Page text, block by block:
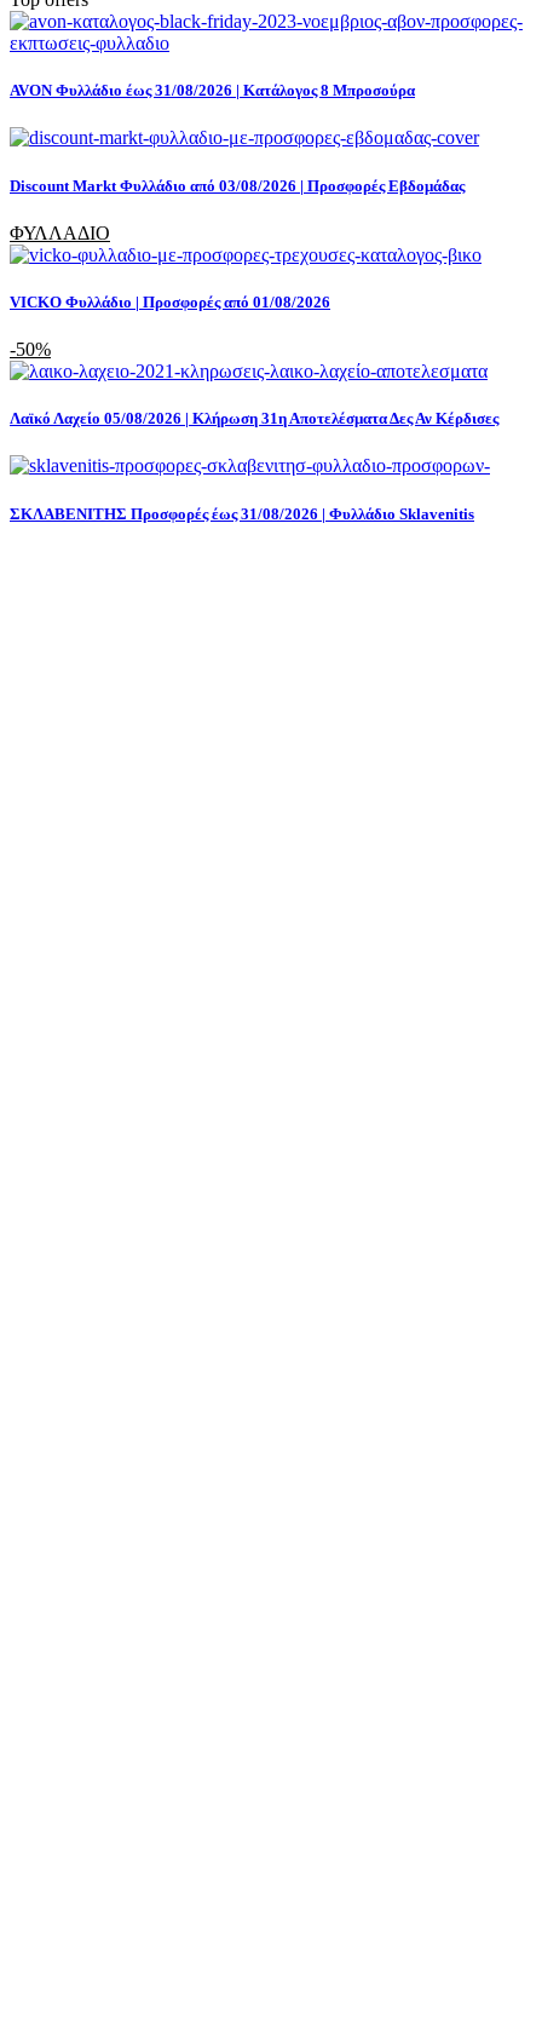
AVON Φυλλάδιο έως 31/08/2026 | Κατάλογος 8 Μπροσούρα
Discount Markt Φυλλάδιο από 03/08/2026 | Προσφορές Εβδομάδας
ΦΥΛΛΑΔΙΟ
VICKO Φυλλάδιο | Προσφορές από 01/08/2026
-50%
Λαϊκό Λαχείο 05/08/2026 | Κλήρωση 31η Αποτελέσματα Δες Αν Κέρδισες
ΣΚΛΑΒΕΝΙΤΗΣ Προσφορές έως 31/08/2026 | Φυλλάδιο Sklavenitis